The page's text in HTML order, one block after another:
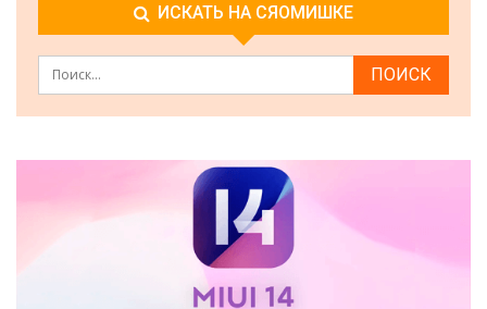
ИСКАТЬ НА СЯОМИШКЕ